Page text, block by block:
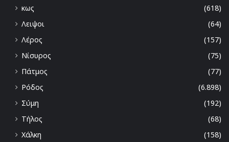
κως
(618)
Λειψοι
(64)
Λέρος
(157)
Νίσυρος
(75)
Πάτμος
(77)
Ρόδος
(6.898)
Σύμη
(192)
Τήλος
(68)
Χάλκη
(158)